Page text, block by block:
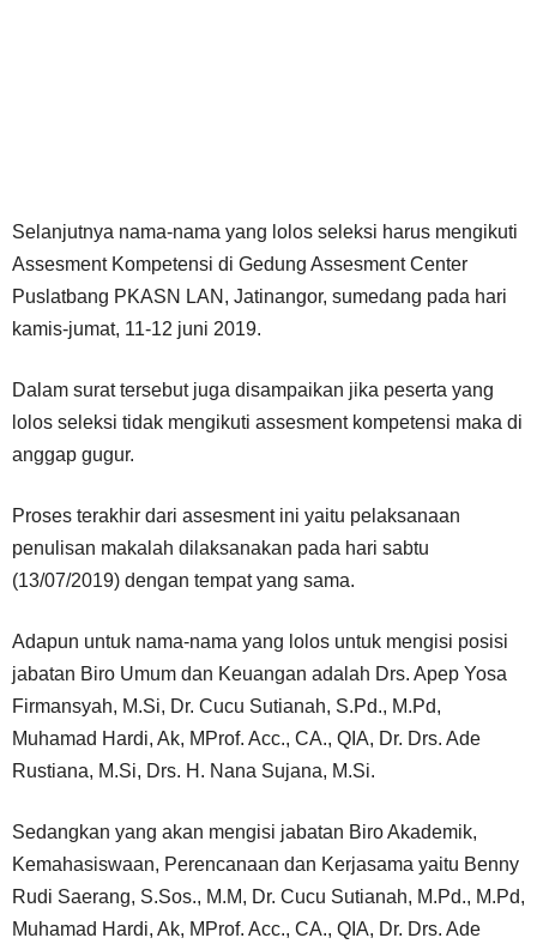
Selanjutnya nama-nama yang lolos seleksi harus mengikuti
Assesment Kompetensi di Gedung Assesment Center
Puslatbang PKASN LAN, Jatinangor, sumedang pada hari
kamis-jumat, 11-12 juni 2019.
Dalam surat tersebut juga disampaikan jika peserta yang
lolos seleksi tidak mengikuti assesment kompetensi maka di
anggap gugur.
Proses terakhir dari assesment ini yaitu pelaksanaan
penulisan makalah dilaksanakan pada hari sabtu
(13/07/2019) dengan tempat yang sama.
Adapun untuk nama-nama yang lolos untuk mengisi posisi
jabatan Biro Umum dan Keuangan adalah Drs. Apep Yosa
Firmansyah, M.Si, Dr. Cucu Sutianah, S.Pd., M.Pd,
Muhamad Hardi, Ak, MProf. Acc., CA., QIA, Dr. Drs. Ade
Rustiana, M.Si, Drs. H. Nana Sujana, M.Si.
Sedangkan yang akan mengisi jabatan Biro Akademik,
Kemahasiswaan, Perencanaan dan Kerjasama yaitu Benny
Rudi Saerang, S.Sos., M.M, Dr. Cucu Sutianah, M.Pd., M.Pd,
Muhamad Hardi, Ak, MProf. Acc., CA., QIA, Dr. Drs. Ade